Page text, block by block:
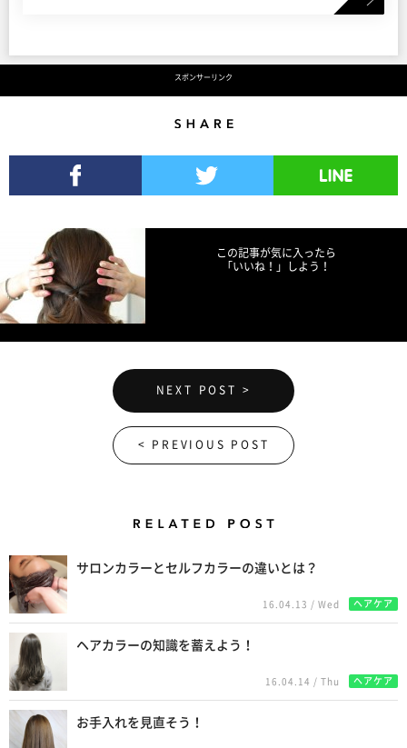
スポンサーリンク
この記事が気に入ったら
「いいね！」しよう！
NEXT POST >
< PREVIOUS POST
サロンカラーとセルフカラーの違いとは？
16.04.13 / Wed ヘアケア
ヘアカラーの知識を蓄えよう！
16.04.14 / Thu ヘアケア
お手入れを見直そう！